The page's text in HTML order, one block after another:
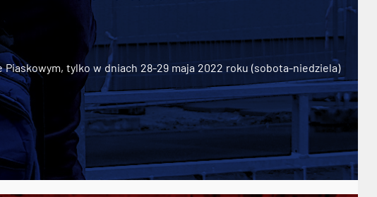
tylko w dniach 28-29 maja 2022 roku (sobota-niedziela)